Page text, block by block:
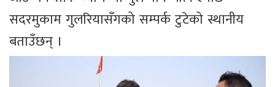
सदरमुकाम गुलरियासँगको सम्पर्क टुटेको स्थानीय
बताउँछन् ।